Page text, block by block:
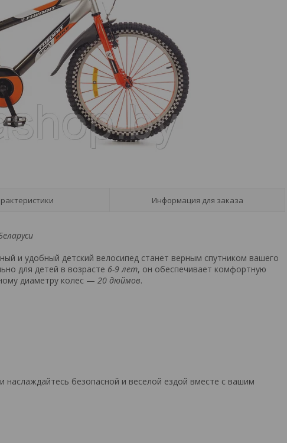
Информация для заказа
и удобный детский велосипед станет верным спутником вашего
для детей в возрасте 6-9 лет, он обеспечивает комфортную
диаметру колес — 20 дюймов.
наслаждайтесь безопасной и веселой ездой вместе с вашим